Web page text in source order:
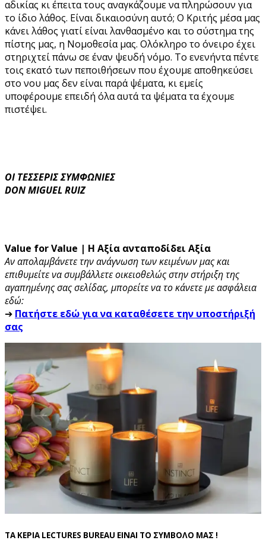
αδικίας κι έπειτα τους αναγκάζουμε να πληρώσουν για
το ίδιο λάθος. Είναι δικαιοσύνη αυτό; Ο Κριτής μέσα μας
κάνει λάθος γιατί είναι λανθασμένο και το σύστημα της
πίστης μας, η Νομοθεσία μας. Ολόκληρο το όνειρο έχει
στηριχτεί πάνω σε έναν ψευδή νόμο. Το ενενήντα πέντε
τοις εκατό των πεποιθήσεων που έχουμε αποθηκεύσει
στο νου μας δεν είναι παρά ψέματα, κι εμείς
υποφέρουμε επειδή όλα αυτά τα ψέματα τα έχουμε
πιστέψει.
ΟΙ ΤΕΣΣΕΡΙΣ ΣΥΜΦΩΝΙΕΣ
DON MIGUEL RUIZ
Value for Value | Η Αξία ανταποδίδει Αξία
Αν απολαμβάνετε την ανάγνωση των κειμένων μας και
επιθυμείτε να συμβάλλετε οικειοθελώς στην στήριξη της
αγαπημένης σας σελίδας, μπορείτε να το κάνετε με ασφάλεια
εδώ:
➔ Πατήστε εδώ για να καταθέσετε την υποστήριξή
σας
ΤΑ ΚΕΡΙΑ LECTURES BUREAU ΕΙΝΑΙ ΤΟ ΣΥΜΒΟΛΟ ΜΑΣ !